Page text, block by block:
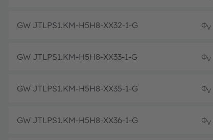
GW JTLPS1.KM-H5H8-XX32-1-G ΦV
GW JTLPS1.KM-H5H8-XX33-1-G ΦV
GW JTLPS1.KM-H5H8-XX35-1-G ΦV
GW JTLPS1.KM-H5H8-XX36-1-G ΦV